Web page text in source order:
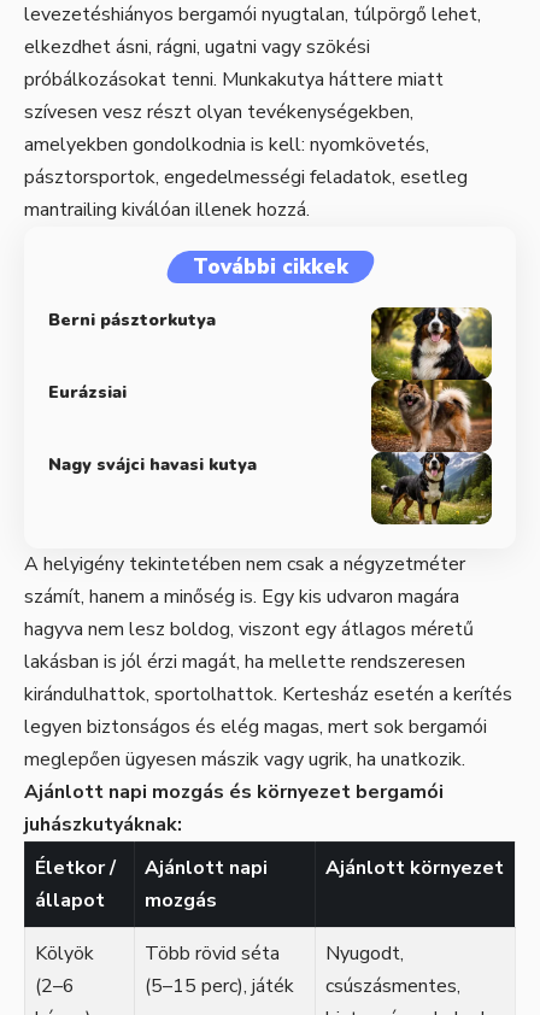
levezetéshiányos bergamói nyugtalan, túlpörgő lehet,
elkezdhet ásni, rágni, ugatni vagy szökési
próbálkozásokat tenni. Munkakutya háttere miatt
szívesen vesz részt olyan tevékenységekben,
amelyekben gondolkodnia is kell: nyomkövetés,
pásztorsportok, engedelmességi feladatok, esetleg
mantrailing kiválóan illenek hozzá.
További cikkek
Berni pásztorkutya
Eurázsiai
Nagy svájci havasi kutya
A helyigény tekintetében nem csak a négyzetméter
számít, hanem a minőség is. Egy kis udvaron magára
hagyva nem lesz boldog, viszont egy átlagos méretű
lakásban is jól érzi magát, ha mellette rendszeresen
kirándulhattok, sportolhattok. Kertesház esetén a kerítés
legyen biztonságos és elég magas, mert sok bergamói
meglepően ügyesen mászik vagy ugrik, ha unatkozik.
Ajánlott napi mozgás és környezet bergamói
juhászkutyáknak:
Életkor /
állapot
Ajánlott napi
mozgás
Ajánlott környezet
Kölyök
(2–6
Több rövid séta
(5–15 perc), játék
Nyugodt,
csúszásmentes,